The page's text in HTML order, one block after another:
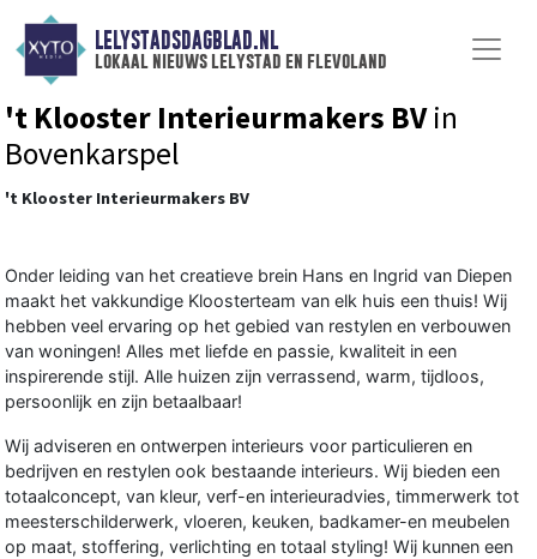
LELYSTADSDAGBLAD.NL
lokaal nieuws lelystad en flevoland
't Klooster Interieurmakers BVin
Bovenkarspel
't Klooster Interieurmakers BV
Onder leiding van het creatieve brein Hans en Ingrid van Diepen
maakt het vakkundige Kloosterteam van elk huis een thuis! Wij
hebben veel ervaring op het gebied van restylen en verbouwen
van woningen! Alles met liefde en passie, kwaliteit in een
inspirerende stijl. Alle huizen zijn verrassend, warm, tijdloos,
persoonlijk en zijn betaalbaar!
Wij adviseren en ontwerpen interieurs voor particulieren en
bedrijven en restylen ook bestaande interieurs. Wij bieden een
totaalconcept, van kleur, verf-en interieuradvies, timmerwerk tot
meesterschilderwerk, vloeren, keuken, badkamer-en meubelen
op maat, stoffering, verlichting en totaal styling! Wij kunnen een